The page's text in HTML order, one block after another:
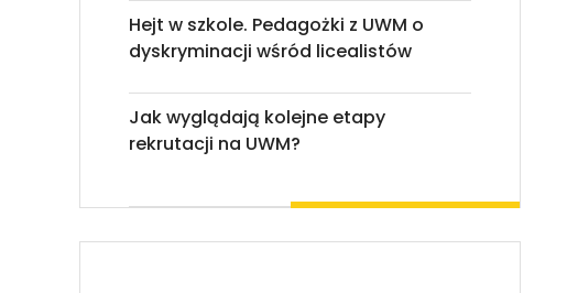
Hejt w szkole. Pedagożki z UWM o
dyskryminacji wśród licealistów
Jak wyglądają kolejne etapy
rekrutacji na UWM?